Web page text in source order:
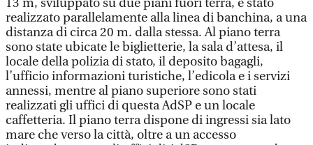
13 m, sviluppato su due piani fuori terra, è stato
realizzato parallelamente alla linea di banchina, a una
distanza di circa 20 m. dalla stessa. Al piano terra
sono state ubicate le biglietterie, la sala d’attesa, il
locale della polizia di stato, il deposito bagagli,
l’ufficio informazioni turistiche, l’edicola e i servizi
annessi, mentre al piano superiore sono stati
realizzati gli uffici di questa AdSP e un locale
caffetteria. Il piano terra dispone di ingressi sia lato
mare che verso la città, oltre a un accesso